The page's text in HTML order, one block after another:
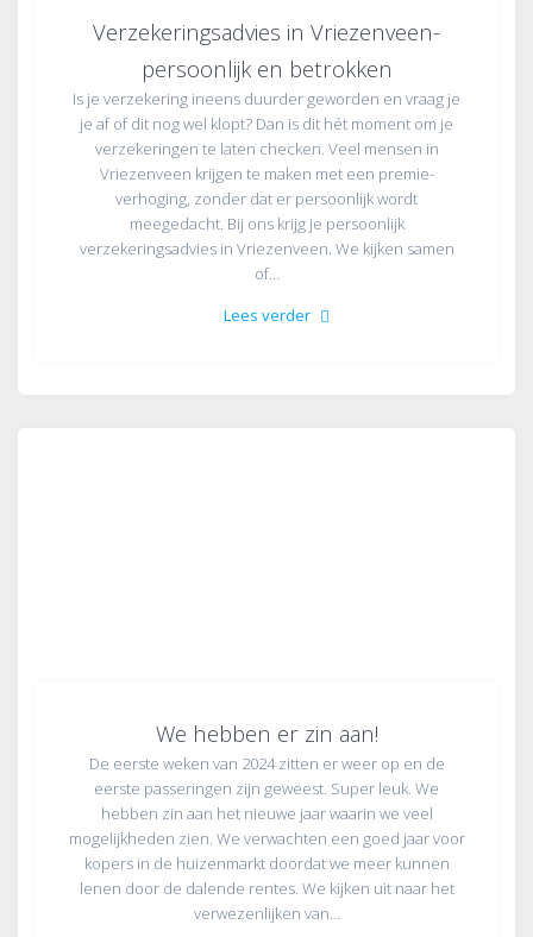
Verzekeringsadvies in Vriezenveen-
persoonlijk en betrokken
Is je verzekering ineens duurder geworden en vraag je
je af of dit nog wel klopt? Dan is dit hét moment om je
verzekeringen te laten checken. Veel mensen in
Vriezenveen krijgen te maken met een premie-
verhoging, zonder dat er persoonlijk wordt
meegedacht. Bij ons krijg je persoonlijk
verzekeringsadvies in Vriezenveen. We kijken samen
of…
Lees verder
We hebben er zin aan!
De eerste weken van 2024 zitten er weer op en de
eerste passeringen zijn geweest. Super leuk. We
hebben zin aan het nieuwe jaar waarin we veel
mogelijkheden zien. We verwachten een goed jaar voor
kopers in de huizenmarkt doordat we meer kunnen
lenen door de dalende rentes. We kijken uit naar het
verwezenlijken van…